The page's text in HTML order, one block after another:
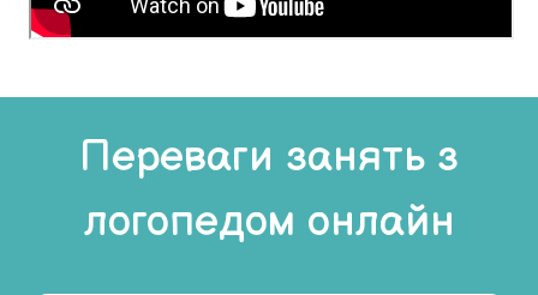
Переваги занять з
логопедом онлайн